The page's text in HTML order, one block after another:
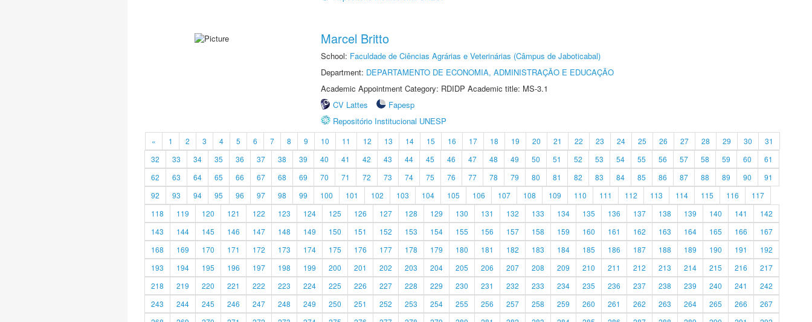
Marcel Britto
School: Faculdade de Ciências Agrárias e Veterinárias (Câmpus de Jaboticabal)
Department: DEPARTAMENTO DE ECONOMIA, ADMINISTRAÇÃO E EDUCAÇÃO
Academic Appointment Category: RDIDP Academic title: MS-3.1
CV Lattes
Fapesp
Repositório Institucional UNESP
« 1 2 3 4 5 6 7 8 9 10 11 12 13 14 15 16 17 18 19 20 21 22 23 24 25 26 27 28 29 30
31
32
33 34 35 36 37 38 39 40 41 42 43 44 45 46 47 48 49 50 51 52 53 54 55 56 57 58 59 60
61
62
63 64 65 66 67 68 69 70 71 72 73 74 75 76 77 78 79 80 81 82 83 84 85 86 87 88 89 90
91
92
93 94 95 96 97 98 99 100 101 102 103 104 105 106 107 108 109 110 111 112 113 114 115 116
117
118
119 120 121 122 123 124 125 126 127 128 129 130 131 132 133 134 135 136 137 138 139 140 141
142
143
144 145 146 147 148 149 150 151 152 153 154 155 156 157 158 159 160 161 162 163 164 165 166
167
168
169 170 171 172 173 174 175 176 177 178 179 180 181 182 183 184 185 186 187 188 189 190 191
192
193
194 195 196 197 198 199 200 201 202 203 204 205 206 207 208 209 210 211 212 213 214 215 216
217
218
219 220 221 222 223 224 225 226 227 228 229 230 231 232 233 234 235 236 237 238 239 240 241
242
243
244 245 246 247 248 249 250 251 252 253 254 255 256 257 258 259 260 261 262 263 264 265 266
267